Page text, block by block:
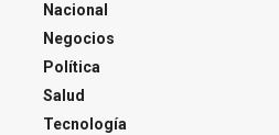
Nacional
Negocios
Política
Salud
Tecnología